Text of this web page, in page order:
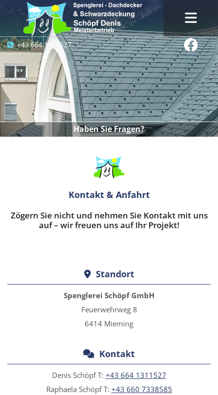
 +43 664 1311527
Haben Sie Fragen?
Kontakt & Anfahrt
Zögern Sie nicht und nehmen Sie Kontakt mit uns
auf – wir freuen uns auf Ihr Projekt!
Standort
Spenglerei Schöpf GmbH
Feuerwehrweg 8
6414 Mieming
 Kontakt
Denis Schöpf T: +43 664 1311527
Raphaela Schöpf T: +43 660 7338585